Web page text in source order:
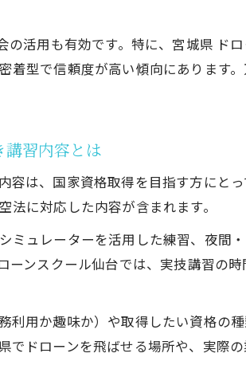
仙台市で資格は何日で取
ドローンスクール仙台の
補助金も活用できる宮城県の
宮城県ドローンスクール
ドローンスクール受講費
補助金対象ドローンス
宮城県のドローンスクー
の活用も有効です。特に、宮城県 ド
着型で信頼度が高い傾向にあります
講習内容とは
容は、国家資格取得を目指す方にと
に対応した内容が含まれます。
ミュレーターを活用した練習、夜間
ーンスクール仙台では、実技講習の
利用か趣味か）や取得したい資格の
でドローンを飛ばせる場所や、実際